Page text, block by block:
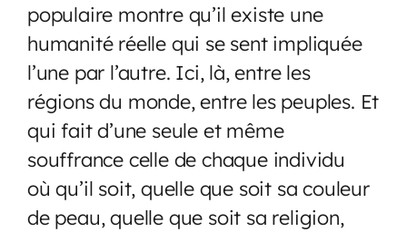
populaire montre qu’il existe une
humanité réelle qui se sent impliquée
l’une par l’autre. Ici, là, entre les
régions du monde, entre les peuples. Et
qui fait d’une seule et même
souffrance celle de chaque individu
où qu’il soit, quelle que soit sa couleur
de peau, quelle que soit sa religion,